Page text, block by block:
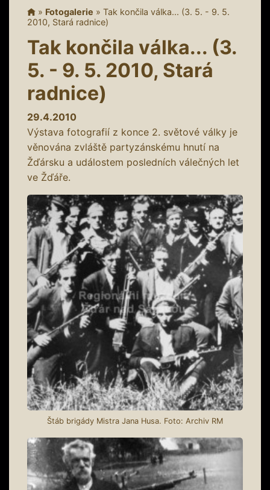
» Fotogalerie » Tak končila válka... (3. 5. - 9. 5.
2010, Stará radnice)
Tak končila válka... (3.
5. - 9. 5. 2010, Stará
radnice)
29.4.2010
Výstava fotografií z konce 2. světové války je
věnována zvláště partyzánskému hnutí na
Žďársku a událostem posledních válečných let
ve Žďáře.
Štáb brigády Mistra Jana Husa. Foto: Archiv RM